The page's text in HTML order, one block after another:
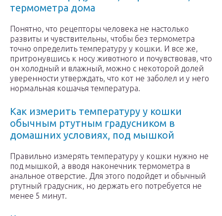
термометра дома
Понятно, что рецепторы человека не настолько
развиты и чувствительны, чтобы без термометра
точно определить температуру у кошки. И все же,
притронувшись к носу животного и почувствовав, что
он холодный и влажный, можно с некоторой долей
уверенности утверждать, что кот не заболел и у него
нормальная кошачья температура.
Как измерить температуру у кошки
обычным ртутным градусником в
домашних условиях, под мышкой
Правильно измерять температуру у кошки нужно не
под мышкой, а вводя наконечник термометра в
анальное отверстие. Для этого подойдет и обычный
ртутный градусник, но держать его потребуется не
менее 5 минут.